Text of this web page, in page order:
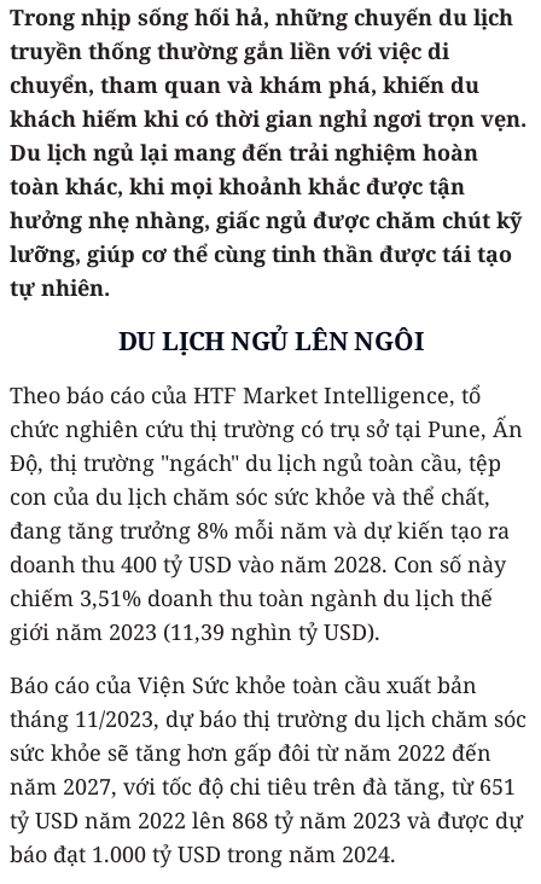
Trong nhịp sống hối hả, những chuyến du lịch
truyền thống thường gắn liền với việc di
chuyển, tham quan và khám phá, khiến du
khách hiếm khi có thời gian nghỉ ngơi trọn vẹn.
Du lịch ngủ lại mang đến trải nghiệm hoàn
toàn khác, khi mọi khoảnh khắc được tận
hưởng nhẹ nhàng, giấc ngủ được chăm chút kỹ
lưỡng, giúp cơ thể cùng tinh thần được tái tạo
tự nhiên.
DU LỊCH NGỦ LÊN NGÔI
Theo báo cáo của HTF Market Intelligence, tổ
chức nghiên cứu thị trường có trụ sở tại Pune, Ấn
Độ, thị trường "ngách" du lịch ngủ toàn cầu, tệp
con của du lịch chăm sóc sức khỏe và thể chất,
đang tăng trưởng 8% mỗi năm và dự kiến tạo ra
doanh thu 400 tỷ USD vào năm 2028. Con số này
chiếm 3,51% doanh thu toàn ngành du lịch thế
giới năm 2023 (11,39 nghìn tỷ USD).
Báo cáo của Viện Sức khỏe toàn cầu xuất bản
tháng 11/2023, dự báo thị trường du lịch chăm sóc
sức khỏe sẽ tăng hơn gấp đôi từ năm 2022 đến
năm 2027, với tốc độ chi tiêu trên đà tăng, từ 651
tỷ USD năm 2022 lên 868 tỷ năm 2023 và được dự
báo đạt 1.000 tỷ USD trong năm 2024.